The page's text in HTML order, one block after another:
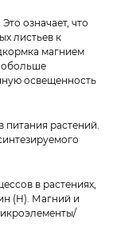
означает, что
листьев к
магнием
освещенность
питания растений.
в растениях,
(H). Магний и